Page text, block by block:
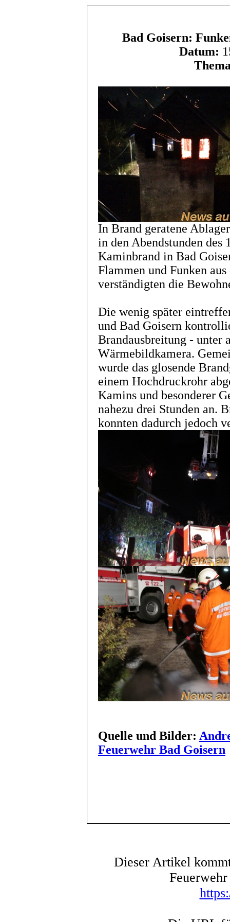
Bad Goisern:
Datum:
In Brand geratene
in den Abendstunden des
Kaminbrand in Bad
Flammen und Funken
verständigten die
Die wenig später
und Bad Goisern
Brandausbreitung - unter
Wärmebildkamera.
wurde das glosende
einem Hochdruckrohr
Kamins und besonderer
nahezu drei Stunden an.
konnten dadurch jedoch
Quelle und Bilder:
Feuerwehr Bad Goisern
Dieser Artikel